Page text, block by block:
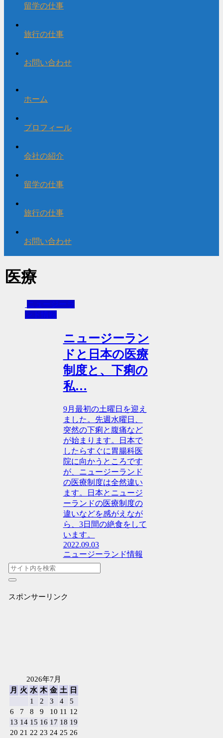
留学の仕事
旅行の仕事
お問い合わせ
ホーム
プロフィール
会社の紹介
留学の仕事
旅行の仕事
お問い合わせ
医療
ニュージーラ
ンド情報
ニュージーラン
ドと日本の医療
制度と、下痢の
私…
9月最初の土曜日を迎え
ました。先週水曜日、
突然の下痢と腹痛など
が始まります。日本で
したらすぐに胃腸科医
院に向かうところです
が、ニュージーランド
の医療制度は全然違い
ます。日本とニュージ
ーランドの医療制度の
違いなどを感がえなが
ら、3日間の絶食をして
います。
2022.09.03
ニュージーランド情報
スポンサーリンク
2026年7月
月
火 水 木 金 土
日
1
2 3 4
5
6
7 8 9 10 11 12
13 14 15 16 17 18 19
20 21 22 23 24 25 26